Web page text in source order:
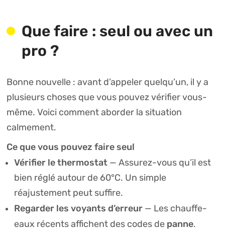
Que faire : seul ou avec un
pro ?
Bonne nouvelle : avant d’appeler quelqu’un, il y a
plusieurs choses que vous pouvez vérifier vous-
même. Voici comment aborder la situation
calmement.
Ce que vous pouvez faire seul
Vérifier le thermostat— Assurez-vous qu’il est
bien réglé autour de 60°C. Un simple
réajustement peut suffire.
Regarder les voyants d’erreur— Les chauffe-
eaux récents affichent des codes de panne.